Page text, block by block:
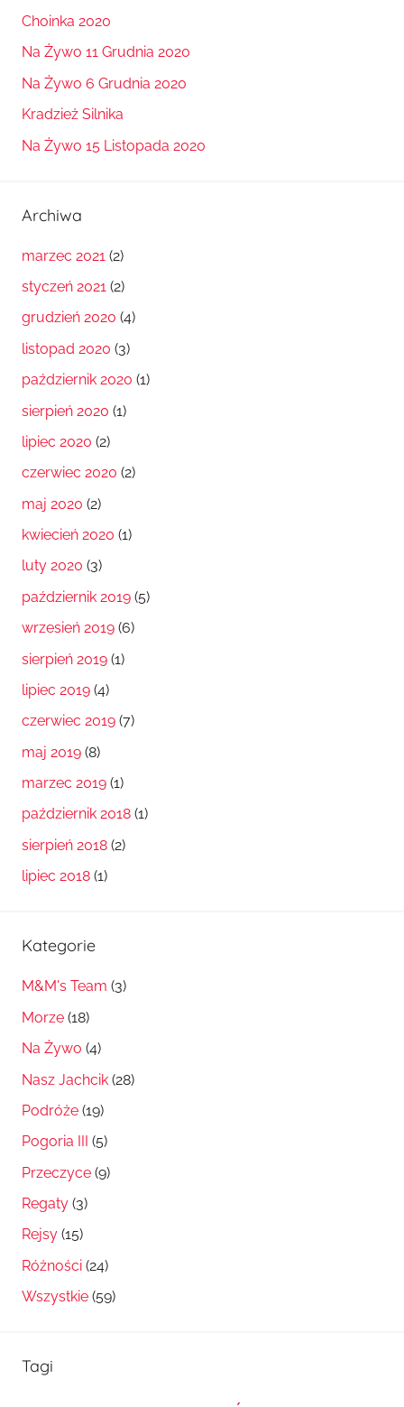
Choinka 2020
Na Żywo 11 Grudnia 2020
Na Żywo 6 Grudnia 2020
Kradzież Silnika
Na Żywo 15 Listopada 2020
Archiwa
marzec 2021 (2)
styczeń 2021 (2)
grudzień 2020 (4)
listopad 2020 (3)
październik 2020 (1)
sierpień 2020 (1)
lipiec 2020 (2)
czerwiec 2020 (2)
maj 2020 (2)
kwiecień 2020 (1)
luty 2020 (3)
październik 2019 (5)
wrzesień 2019 (6)
sierpień 2019 (1)
lipiec 2019 (4)
czerwiec 2019 (7)
maj 2019 (8)
marzec 2019 (1)
październik 2018 (1)
sierpień 2018 (2)
lipiec 2018 (1)
Kategorie
M&M's Team (3)
Morze (18)
Na Żywo (4)
Nasz Jachcik (28)
Podróże (19)
Pogoria III
(5)
Przeczyce (9)
Regaty (3)
Rejsy (15)
Różności (24)
Wszystkie (59)
Tagi